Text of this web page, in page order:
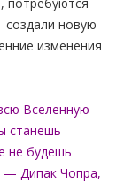
потребуются
новую
изменения
Вселенную
станешь
не будешь
— Дипак Чопра,